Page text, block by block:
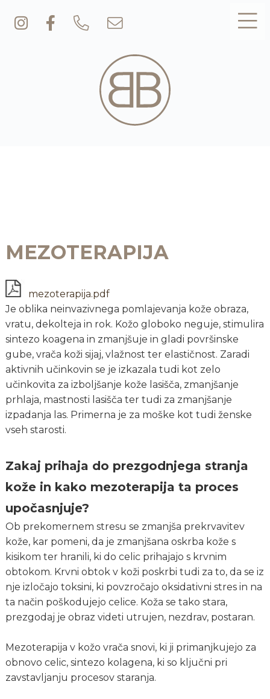
MEZOTERAPIJA
mezoterapija.pdf
Je oblika neinvazivnega pomlajevanja kože obraza,
vratu, dekolteja in rok. Kožo globoko neguje, stimulira
sintezo koagena in zmanjšuje in gladi površinske
gube, vrača koži sijaj, vlažnost ter elastičnost. Zaradi
aktivnih učinkovin se je izkazala tudi kot zelo
učinkovita za izboljšanje kože lasišča, zmanjšanje
prhlaja, mastnosti lasišča ter tudi za zmanjšanje
izpadanja las. Primerna je za moške kot tudi ženske
vseh starosti.
Zakaj prihaja do prezgodnjega stranja
kože in kako mezoterapija ta proces
upočasnjuje?
Ob prekomernem stresu se zmanjša prekrvavitev
kože, kar pomeni, da je zmanjšana oskrba kože s
kisikom ter hranili, ki do celic prihajajo s krvnim
obtokom. Krvni obtok v koži poskrbi tudi za to, da se iz
nje izločajo toksini, ki povzročajo oksidativni stres in na
ta način poškodujejo celice. Koža se tako stara,
prezgodaj je obraz videti utrujen, nezdrav, postaran.
Mezoterapija v kožo vrača snovi, ki ji primanjkujejo za
obnovo celic, sintezo kolagena, ki so ključni pri
zavstavljanju procesov staranja.